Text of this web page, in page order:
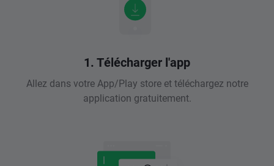
1. Télécharger l'app
Allez dans votre App/Play store et téléchargez notre
application gratuitement.